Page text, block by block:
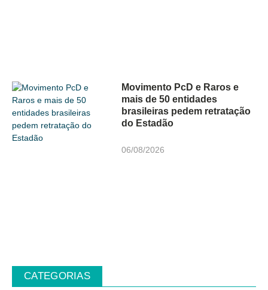
Movimento PcD e Raros e
mais de 50 entidades
brasileiras pedem retratação
do Estadão
06/08/2026
CATEGORIAS